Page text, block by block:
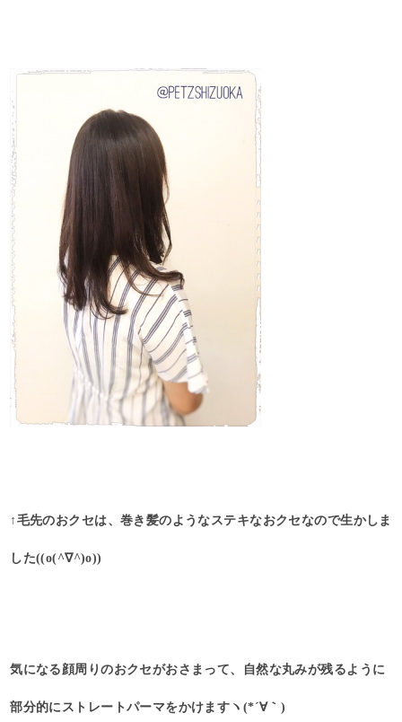
↑毛先のおクセは、巻き髪のようなステキなおクセなので生かしま
した((o(^∇^)o))
気になる顔周りのおクセがおさまって、自然な丸みが残るように
部分的にストレートパーマをかけますヽ(*´∀｀)